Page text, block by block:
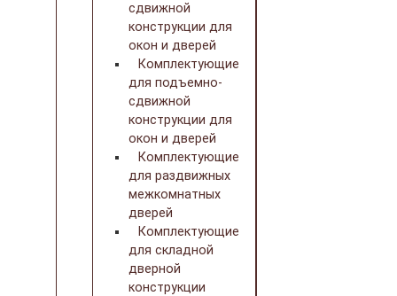
сдвижной
конструкции для
окон и дверей
Комплектующие
для подъемно-
сдвижной
конструкции для
окон и дверей
Комплектующие
для раздвижных
межкомнатных
дверей
Комплектующие
для складной
дверной
конструкции